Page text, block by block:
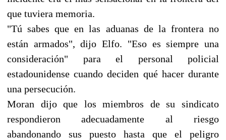
que tuviera memoria.
"Tú sabes que en las aduanas de la frontera no
están armados", dijo Elfo. "Eso es siempre una
consideración" para el personal policial
estadounidense cuando deciden qué hacer durante
una persecución.
Moran dijo que los miembros de su sindicato
respondieron adecuadamente al riesgo
abandonando sus puesto hasta que el peligro